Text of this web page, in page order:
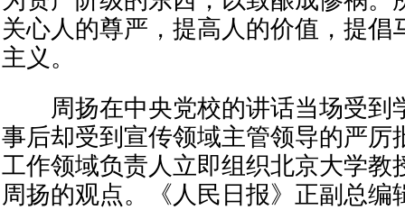
关心人的尊严，提高人的价值，提倡
主义。
周扬在中央党校的讲话当场受到
事后却受到宣传领域主管领导的严厉
工作领域负责人立即组织北京大学教
周扬的观点。《人民日报》正副总编